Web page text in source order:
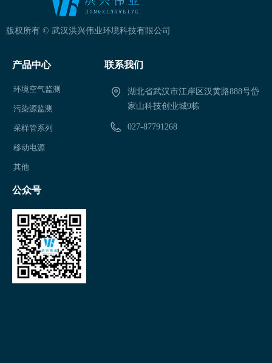
版权所有 © 武汉洪兴伟业环境科技有限公司
联系我们
湖北省武汉市江岸区汉黄路888号岱
家山科技创业城9栋
027-87791268
产品中心
环境空气监测
污染源监测
采样管系列
移动电源
其他
公众号